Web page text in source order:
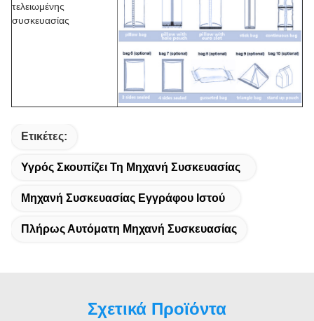
τελειωμένης
συσκευασίας
Ετικέτες:
Υγρός Σκουπίζει Τη Μηχανή Συσκευασίας
Μηχανή Συσκευασίας Εγγράφου Ιστού
Πλήρως Αυτόματη Μηχανή Συσκευασίας
Σχετικά Προϊόντα